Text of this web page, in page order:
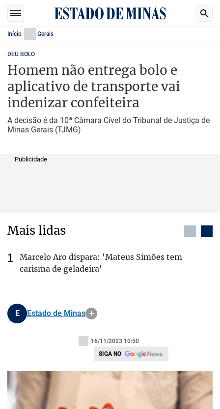
Início Gerais
DEU BOLO
Homem não entrega bolo e
aplicativo de transporte vai
indenizar confeiteira
A decisão é da 10ª Câmara Cível do Tribunal de Justiça de
Minas Gerais (TJMG)
Publicidade
Mais lidas
Marcelo Aro dispara: 'Mateus Simões tem
carisma de geladeira'
E Estado de Minas
16/11/2023 10:50
SIGA NO